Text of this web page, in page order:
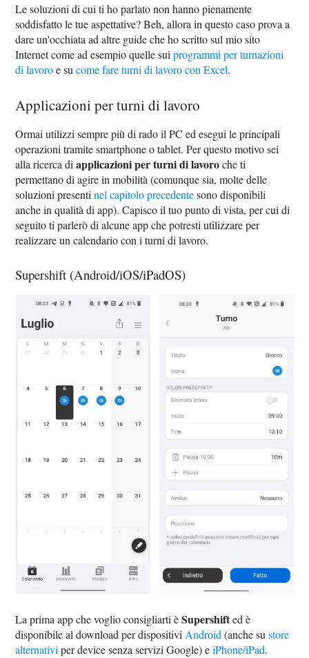
Le soluzioni di cui ti ho parlato non hanno pienamente
soddisfatto le tue aspettative? Beh, allora in questo caso prova a
dare un'occhiata ad altre guide che ho scritto sul mio sito
Internet come ad esempio quelle suiprogrammi per turnazioni
di lavoroe sucome fare turni di lavoro con Excel.
Applicazioni per turni di lavoro
Ormai utilizzi sempre più di rado il PC ed esegui le principali
operazioni tramite smartphone o tablet. Per questo motivo sei
alla ricerca diapplicazioni per turni di lavoroche ti
permettano di agire in mobilità (comunque sia, molte delle
soluzioni presentinel capitolo precedentesono disponibili
anche in qualità di app). Capisco il tuo punto di vista, per cui di
seguito ti parlerò di alcune app che potresti utilizzare per
realizzare un calendario con i turni di lavoro.
Supershift (Android/iOS/iPadOS)
La prima app che voglio consigliarti èSupershifted è
disponibile al download per dispositivi Android (anche sustore
alternativi per device senza servizi Google) eiPhone/iPad.